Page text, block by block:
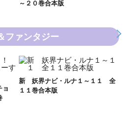
～２０巻合本版
ファンタジー
新 妖界ナビ・ルナ１～１１ 全
１１巻合本版